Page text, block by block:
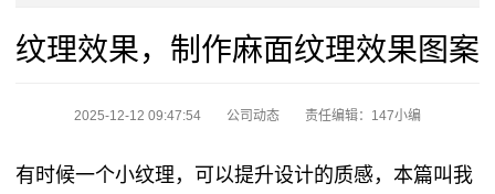
纹理效果，制作麻面纹理效果图案
2025-12-12 09:47:54 公司动态 责任编辑：147小编
有时候一个小纹理，可以提升设计的质感，本篇叫我